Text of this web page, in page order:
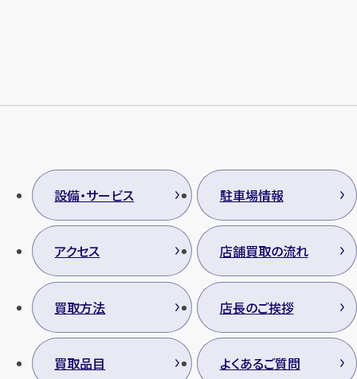
設備・サービス 駐車場情報
アクセス 店舗買取の流れ
買取方法 店長のご挨拶
買取品目 よくあるご質問